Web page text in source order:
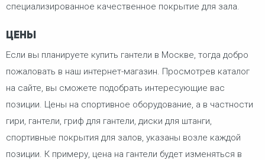
специализированное качественное покрытие для зала.
Цены
Если вы планируете купить гантели в Москве, тогда добро
пожаловать в наш интернет-магазин. Просмотрев каталог
на сайте, вы сможете подобрать интересующие вас
позиции. Цены на спортивное оборудование, а в частности
гири, гантели, гриф для гантели, диски для штанги,
спортивные покрытия для залов, указаны возле каждой
позиции. К примеру, цена на гантели будет изменяться в